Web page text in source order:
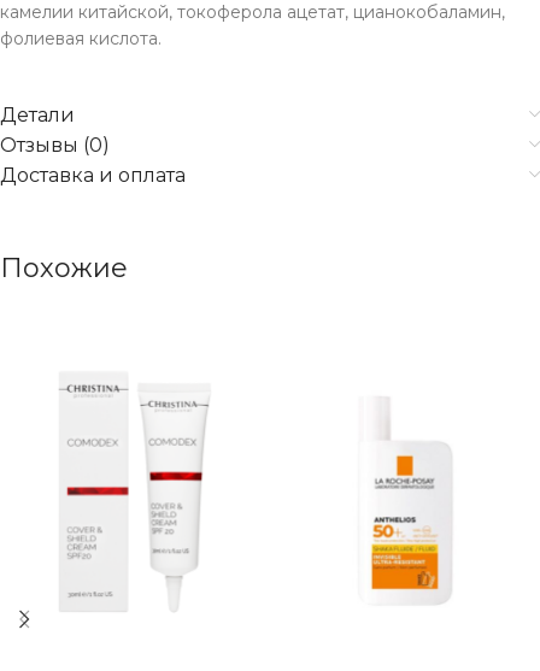
камелии китайской, токоферола ацетат, цианокобаламин,
фолиевая кислота.
Детали
Отзывы (0)
Доставка и оплата
Похожие